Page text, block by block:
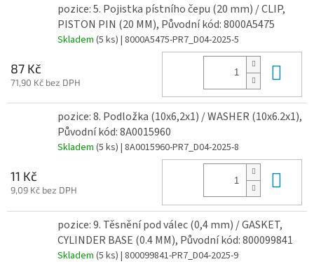
pozice: 5. Pojistka pístního čepu (20 mm) / CLIP,
PISTON PIN (20 MM), Původní kód: 8000A5475
Skladem (5 ks) | 8000A5475-PR7_D04-2025-5
87 Kč
71,90 Kč bez DPH
pozice: 8. Podložka (10x6,2x1) / WASHER (10x6.2x1),
Původní kód: 8A0015960
Skladem (5 ks) | 8A0015960-PR7_D04-2025-8
11 Kč
9,09 Kč bez DPH
pozice: 9. Těsnění pod válec (0,4 mm) / GASKET,
CYLINDER BASE (0.4 MM), Původní kód: 800099841
Skladem (5 ks) | 800099841-PR7_D04-2025-9